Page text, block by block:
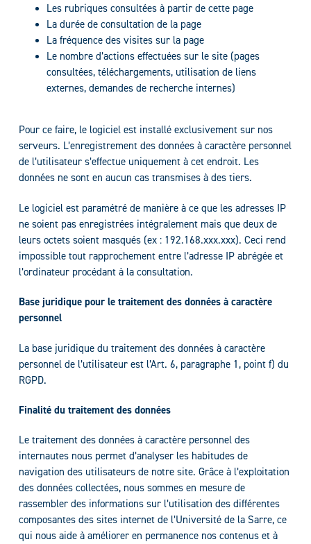
Les rubriques consultées à partir de cette page
La durée de consultation de la page
La fréquence des visites sur la page
Le nombre d’actions effectuées sur le site (pages
consultées, téléchargements, utilisation de liens
externes, demandes de recherche internes)
Pour ce faire, le logiciel est installé exclusivement sur nos
serveurs. L’enregistrement des données à caractère personnel
de l’utilisateur s’effectue uniquement à cet endroit. Les
données ne sont en aucun cas transmises à des tiers.
Le logiciel est paramétré de manière à ce que les adresses IP
ne soient pas enregistrées intégralement mais que deux de
leurs octets soient masqués (ex : 192.168.xxx.xxx). Ceci rend
impossible tout rapprochement entre l’adresse IP abrégée et
l’ordinateur procédant à la consultation.
Base juridique pour le traitement des données à caractère
personnel
La base juridique du traitement des données à caractère
personnel de l’utilisateur est l’Art. 6, paragraphe 1, point f) du
RGPD.
Finalité du traitement des données
Le traitement des données à caractère personnel des
internautes nous permet d’analyser les habitudes de
navigation des utilisateurs de notre site. Grâce à l’exploitation
des données collectées, nous sommes en mesure de
rassembler des informations sur l’utilisation des différentes
composantes des sites internet de l’Université de la Sarre, ce
qui nous aide à améliorer en permanence nos contenus et à